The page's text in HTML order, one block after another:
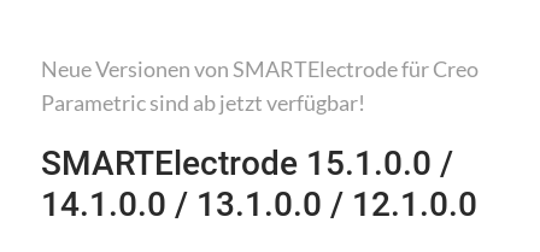
Neue Versionen von SMARTElectrode für Creo
Parametric sind ab jetzt verfügbar!
SMARTElectrode 15.1.0.0 /
14.1.0.0 / 13.1.0.0 / 12.1.0.0